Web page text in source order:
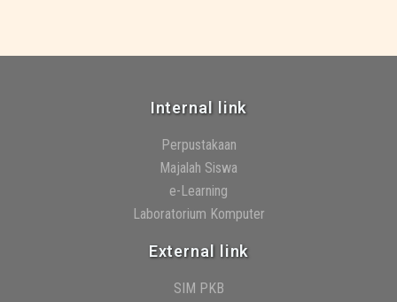
Internal link
Perpustakaan
Majalah Siswa
e-Learning
Laboratorium Komputer
External link
SIM PKB